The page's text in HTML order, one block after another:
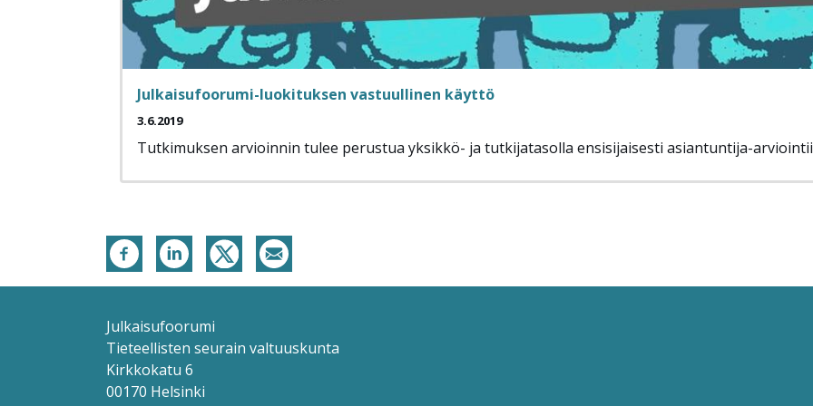
Julkaisufoorumi-luokituksen vastuullinen käyttö
3.6.2019
Tutkimuksen arvioinnin tulee perustua yksikkö- ja tutkijatasolla ensisijaisesti asiantuntija-
Julkaisufoorumi
Tieteellisten seurain valtuuskunta
Kirkkokatu 6
00170 Helsinki